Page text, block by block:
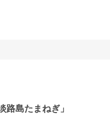
路島たまねぎ」